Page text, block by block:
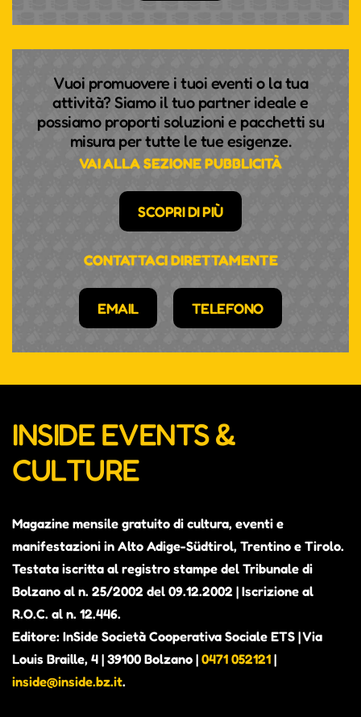
Vuoi promuovere i tuoi eventi o la tua
attività? Siamo il tuo partner ideale e
possiamo proporti soluzioni e pacchetti su
misura per tutte le tue esigenze.
VAI ALLA SEZIONE PUBBLICITÀ
SCOPRI DI PIÙ
CONTATTACI DIRETTAMENTE
EMAIL TELEFONO
INSIDE EVENTS &
CULTURE
Magazine mensile gratuito di cultura, eventi e
manifestazioni in Alto Adige-Südtirol, Trentino e Tirolo.
Testata iscritta al registro stampe del Tribunale di
Bolzano al n. 25/2002 del 09.12.2002 | Iscrizione al
R.O.C. al n. 12.446.
Editore: InSide Società Cooperativa Sociale ETS | Via
Louis Braille, 4 | 39100 Bolzano | 0471 052121 |
inside@inside.bz.it.